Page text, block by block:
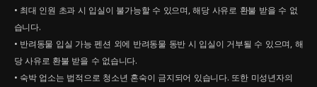
• 최대 인원 초과 시 입실이 불가능할 수 있으며, 해당 사유로 환불 받을 수 없
습니다.
• 반려동물 입실 가능 펜션 외에 반려동물 동반 시 입실이 거부될 수 있으며, 해
당 사유로 환불 받을 수 없습니다.
• 숙박 업소는 법적으로 청소년 혼숙이 금지되어 있습니다. 또한 미성년자의